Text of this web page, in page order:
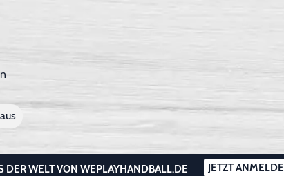
DER WELT VON WEPLAYHANDBALL.DE JETZT